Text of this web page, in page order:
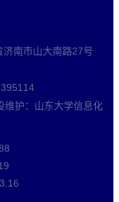
南市山大南路27号
护：山东大学信息化
3 16